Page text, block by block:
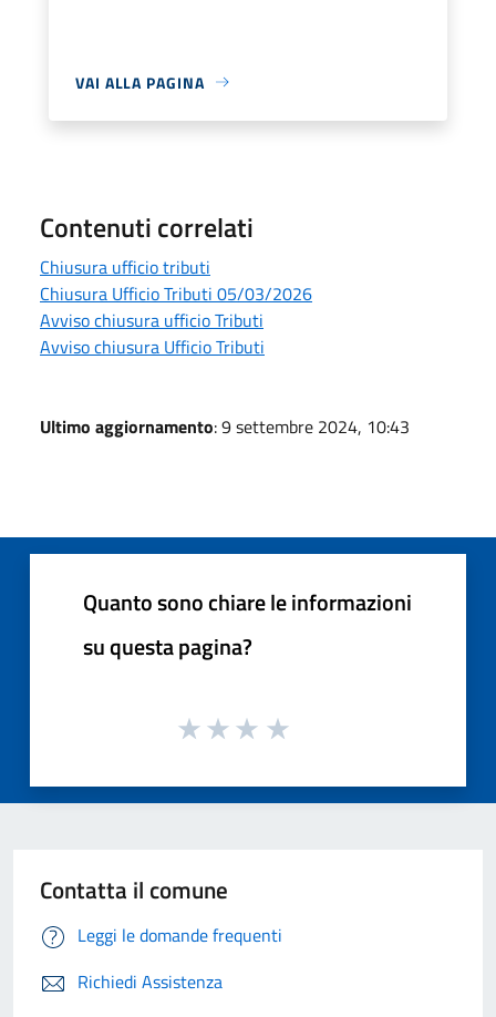
VAI ALLA PAGINA
Contenuti correlati
Chiusura ufficio tributi
Chiusura Ufficio Tributi 05/03/2026
Avviso chiusura ufficio Tributi
Avviso chiusura Ufficio Tributi
Ultimo aggiornamento: 9 settembre 2024, 10:43
Quanto sono chiare le informazioni
su questa pagina?
Contatta il comune
Leggi le domande frequenti
Richiedi Assistenza